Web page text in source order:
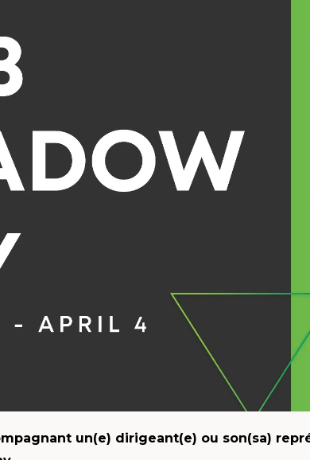
un(e) dirigeant(e) ou son(sa)